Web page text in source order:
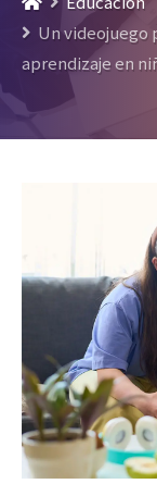
Un videojuego
aprendizaje en